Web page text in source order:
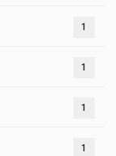
1
1
1
1